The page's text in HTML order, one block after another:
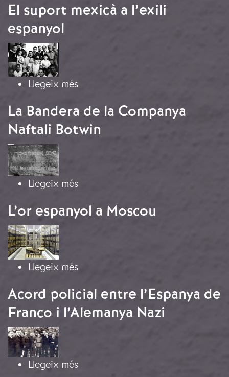
El suport mexicà a l’exili
espanyol
Imatge
Llegeix méssobre El suport mexicà a l’exili
La Bandera de la Companya
Naftali Botwin
Imatge
Llegeix méssobre La Bandera de la Companya
L’or espanyol a Moscou
Imatge
Llegeix méssobre L’or espanyol a Moscou
Acord policial entre l’Espanya de
Franco i l’Alemanya Nazi
Imatge
Llegeix méssobre Acord policial entre